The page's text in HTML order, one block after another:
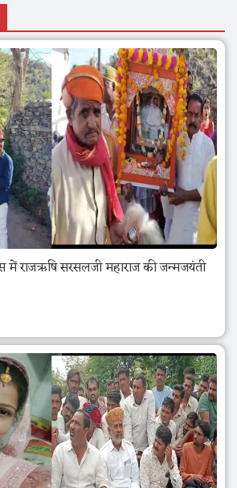
में राजऋषि सरसलजी महाराज की जन्मजयंती